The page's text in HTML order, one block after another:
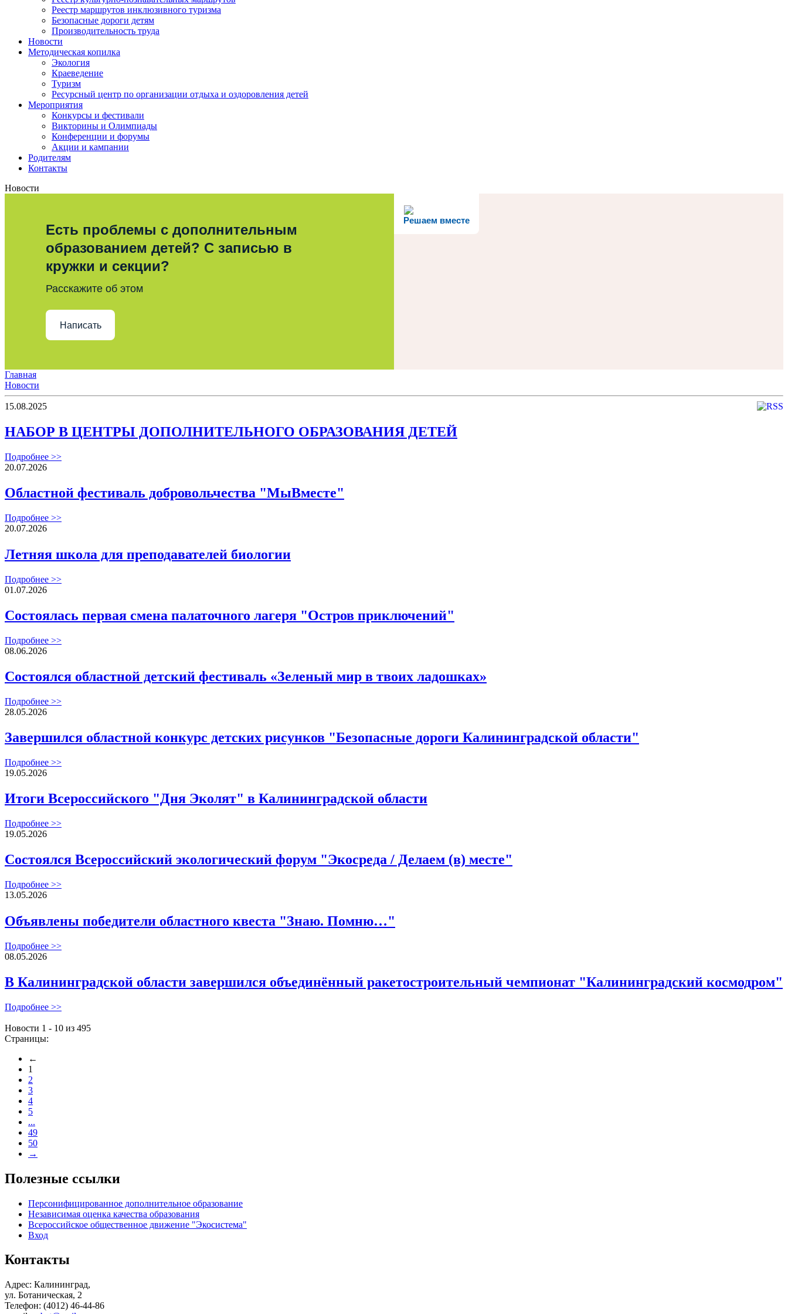
Реестр маршрутов инклюзивного туризма
Безопасные дороги детям
Производительность труда
Новости
Методическая копилка
Экология
Краеведение
Туризм
Ресурсный центр по организации отдыха и оздоровления детей
Мероприятия
Конкурсы и фестивали
Викторины и Олимпиады
Конференции и форумы
Акции и кампании
Родителям
Контакты
Новости
Решаем вместе
Есть проблемы с дополнительным
образованием детей? С записью в
кружки и секции?
Расскажите об этом
Написать
Главная
Новости
15.08.2025
НАБОР В ЦЕНТРЫ ДОПОЛНИТЕЛЬНОГО ОБРАЗОВАНИЯ ДЕТЕЙ
Подробнее >>
20.07.2026
Областной фестиваль добровольчества "МыВместе"
Подробнее >>
20.07.2026
Летняя школа для преподавателей биологии
Подробнее >>
01.07.2026
Состоялась первая смена палаточного лагеря "Остров приключений"
Подробнее >>
08.06.2026
Состоялся областной детский фестиваль «Зеленый мир в твоих ладошках»
Подробнее >>
28.05.2026
Завершился областной конкурс детских рисунков "Безопасные дороги Калининградской области"
Подробнее >>
19.05.2026
Итоги Всероссийского "Дня Эколят" в Калининградской области
Подробнее >>
19.05.2026
Состоялся Всероссийский экологический форум "Экосреда / Делаем (в) месте"
Подробнее >>
13.05.2026
Объявлены победители областного квеста "Знаю. Помню…"
Подробнее >>
08.05.2026
В Калининградской области завершился объединённый ракетостроительный чемпионат "Калининградский космодром"
Подробнее >>
Новости 1 - 10 из 495
Страницы:
←
1
2
3
4
5
...
49
50
→
Полезные ссылки
Персонифицированное дополнительное образование
Независимая оценка качества образования
Всероссийское общественное движение "Экосистема"
Вход
Контакты
Адрес: Калининград,
ул. Ботаническая, 2
Телефон: (4012) 46-44-86